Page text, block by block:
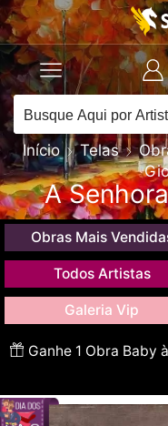
Início Telas
A
Obras Mais
Todos Artistas
Galeria Vip
Ganhe 1 Obra Baby